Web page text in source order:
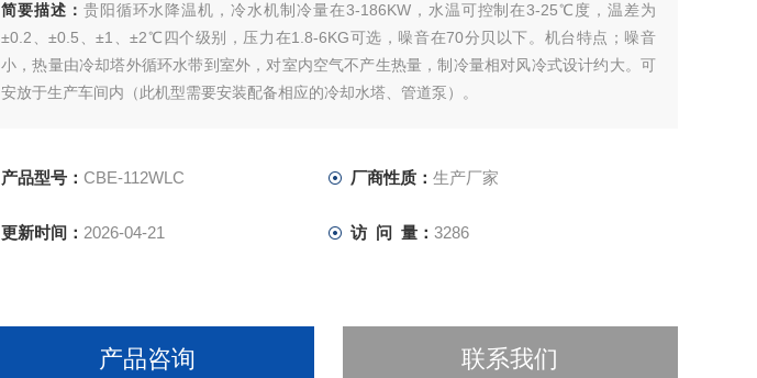
简要描述： 贵阳循环水降温机，冷水机制冷量在3-186KW，水温可控制在3-25℃度，温差为
±0.2、±0.5、±1、±2℃四个级别，压力在1.8-6KG可选，噪音在70分贝以下。机台特点；噪音
小，热量由冷却塔外循环水带到室外，对室内空气不产生热量，制冷量相对风冷式设计约大。可
安放于生产车间内（此机型需要安装配备相应的冷却水塔、管道泵）。
产品型号： CBE-112WLC 厂商性质： 生产厂家
更新时间： 2026-04-21 访 问 量： 3286
产品咨询 联系我们